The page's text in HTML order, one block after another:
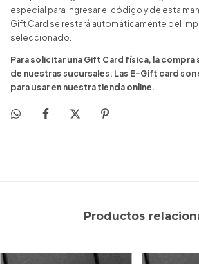
especial para ingresar el código y de esta
Gift Card se restará automáticamente del
seleccionado.
Para solicitar una Gift Card física, la compra
de nuestras sucursales. Las E-Gift card
para usar en nuestra tienda online.
Productos